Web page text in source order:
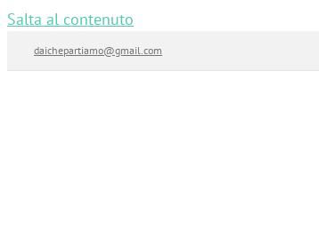
Salta al contenuto
daichepartiamo@gmail.com